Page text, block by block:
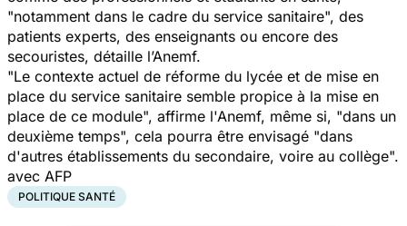
"notamment dans le cadre du service sanitaire", des
patients experts, des enseignants ou encore des
secouristes, détaille l’Anemf.
"Le contexte actuel de réforme du lycée et de mise en
place du service sanitaire semble propice à la mise en
place de ce module", affirme l'Anemf, même si, "dans un
deuxième temps", cela pourra être envisagé "dans
d'autres établissements du secondaire, voire au collège".
avec AFP
POLITIQUE SANTÉ